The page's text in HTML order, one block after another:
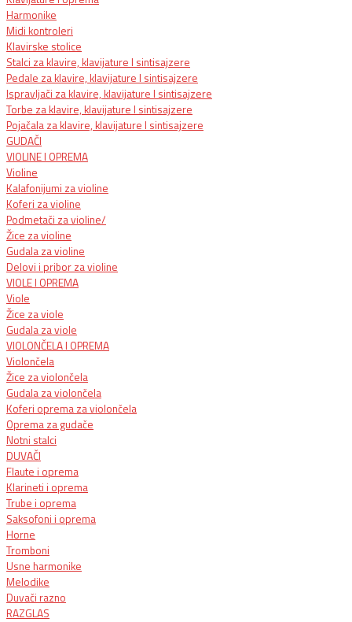
Harmonike
Midi kontroleri
Klavirske stolice
Stalci za klavire, klavijature I sintisajzere
Pedale za klavire, klavijature I sintisajzere
Ispravljači za klavire, klavijature I sintisajzere
Torbe za klavire, klavijature I sintisajzere
Pojačala za klavire, klavijature I sintisajzere
GUDAČI
VIOLINE I OPREMA
Violine
Kalafonijumi za violine
Koferi za violine
Podmetači za violine/
Žice za violine
Gudala za violine
Delovi i pribor za violine
VIOLE I OPREMA
Viole
Žice za viole
Gudala za viole
VIOLONČELA I OPREMA
Violončela
Žice za violončela
Gudala za violončela
Koferi oprema za violončela
Oprema za gudače
Notni stalci
DUVAČI
Flaute i oprema
Klarineti i oprema
Trube i oprema
Saksofoni i oprema
Horne
Tromboni
Usne harmonike
Melodike
Duvači razno
RAZGLAS